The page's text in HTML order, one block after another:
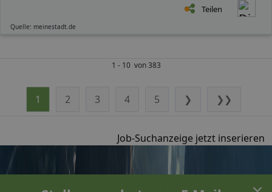
Teilen
Quelle: meinestadt.de
1 - 10 von 383
1 2 3 4 5 ❯ ❯❯
Job-Suchanzeige jetzt inserieren